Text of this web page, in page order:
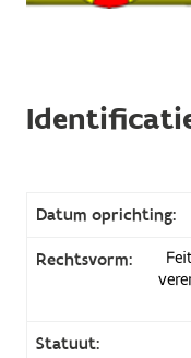
Datum oprichting:
Rechtsvorm:
Statuut: